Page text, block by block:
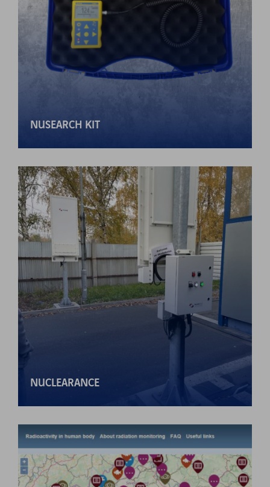
NUSEARCH KIT
NUCLEARANCE